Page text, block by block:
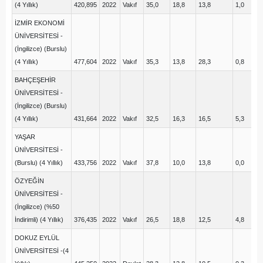
(4 Yıllık)
420,895 2022 Vakıf 35,0 18,8 13,8 1,0
İZMİR EKONOMİ
ÜNİVERSİTESİ -
(İngilizce) (Burslu)
(4 Yıllık)
477,604 2022 Vakıf 35,3 13,8 28,3 0,8
BAHÇEŞEHİR
ÜNİVERSİTESİ -
(İngilizce) (Burslu)
(4 Yıllık)
431,664 2022 Vakıf 32,5 16,3 16,5 5,3
YAŞAR
ÜNİVERSİTESİ -
(Burslu) (4 Yıllık)
433,756 2022 Vakıf 37,8 10,0 13,8 0,0
ÖZYEĞİN
ÜNİVERSİTESİ -
(İngilizce) (%50
İndirimli) (4 Yıllık)
376,435 2022 Vakıf 26,5 18,8 12,5 4,8
DOKUZ EYLÜL
ÜNİVERSİTESİ -(4